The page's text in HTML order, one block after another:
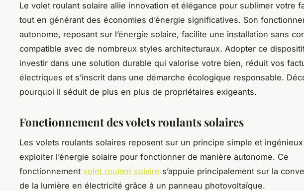
Le volet roulant solaire allie innovation et élégance pour sublimer votre
tout en générant des économies d’énergie significatives. Son
autonome, reposant sur l’énergie solaire, facilite une installation sans
compatible avec de nombreux styles architecturaux. Adopter ce
investir dans une solution durable qui valorise votre bien, réduit vos
électriques et s’inscrit dans une démarche écologique responsable.
pourquoi il séduit de plus en plus de propriétaires exigeants.
Fonctionnement des volets roulants solaires
Les volets roulants solaires reposent sur un principe simple et
exploiter l’énergie solaire pour fonctionner de manière autonome. Ce
fonctionnement volet roulant solaire s’appuie principalement sur la
de la lumière en électricité grâce à un panneau photovoltaïque.